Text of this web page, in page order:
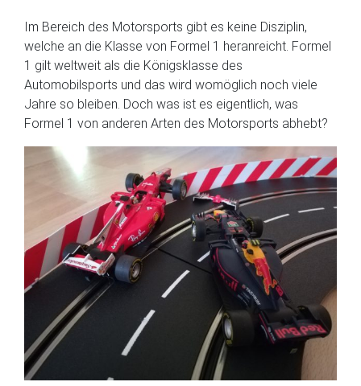
Im Bereich des Motorsports gibt es keine Disziplin,
welche an die Klasse von Formel 1 heranreicht. Formel
1 gilt weltweit als die Königsklasse des
Automobilsports und das wird womöglich noch viele
Jahre so bleiben. Doch was ist es eigentlich, was
Formel 1 von anderen Arten des Motorsports abhebt?